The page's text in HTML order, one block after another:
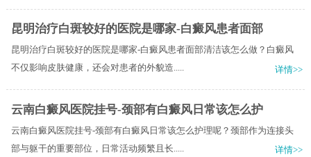
昆明治疗白斑较好的医院是哪家-白癜风患者面部
昆明治疗白斑较好的医院是哪家-白癜风患者面部清洁该怎么做？白癜风
不仅影响皮肤健康，还会对患者的外貌造.....
详情>>
云南白癜风医院挂号-颈部有白癜风日常该怎么护
云南白癜风医院挂号-颈部有白癜风日常该怎么护理呢？颈部作为连接头
部与躯干的重要部位，日常活动频繁且长.....
详情>>